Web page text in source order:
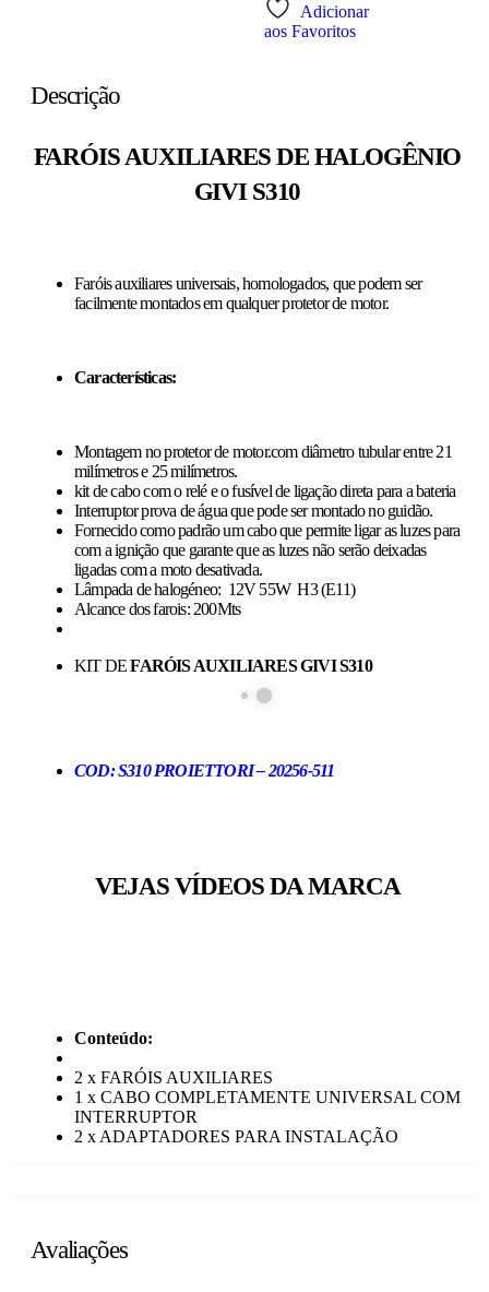
Adicionar
aos Favoritos
Descrição
FARÓIS AUXILIARES DE HALOGÊNIO
GIVI S310
Faróis auxiliares universais, homologados, que podem ser
facilmente montados em qualquer protetor de motor.
Características:
Montagem no protetor de motor.com diâmetro tubular entre 21
milímetros e 25 milímetros.
kit de cabo com o relé e o fusível de ligação direta para a bateria
Interruptor prova de água que pode ser montado no guidão.
Fornecido como padrão um cabo que permite ligar as luzes para
com a ignição que garante que as luzes não serão deixadas
ligadas com a moto desativada.
Lâmpada de halogéneo: 12V 55W H3 (E11)
Alcance dos farois: 200Mts
KIT DEFARÓIS AUXILIARES GIVI S310
COD: S310 PROIETTORI – 20256-511
VEJAS VÍDEOS DA MARCA
Conteúdo:
2 x FARÓIS AUXILIARES
1 x CABO COMPLETAMENTE UNIVERSAL COM
INTERRUPTOR
2 x ADAPTADORES PARA INSTALAÇÃO
Avaliações